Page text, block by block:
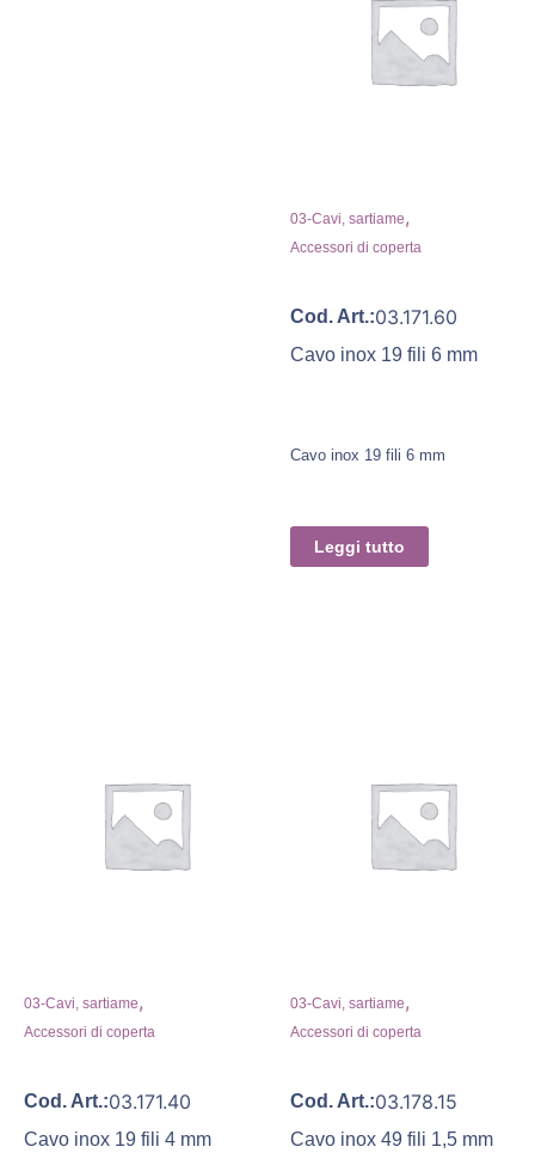
03-Cavi, sartiame,
Accessori di coperta
Cod. Art.:03.171.60
Cavo inox 19 fili 6 mm
Cavo inox 19 fili 6 mm
Leggi tutto
03-Cavi, sartiame,
Accessori di coperta
Cod. Art.:03.171.40
Cavo inox 19 fili 4 mm
03-Cavi, sartiame,
Accessori di coperta
Cod. Art.:03.178.15
Cavo inox 49 fili 1,5 mm